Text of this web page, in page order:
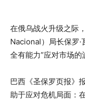
在俄乌战火升级之际
Nacional）局长保罗
全有能力”应对市场的
巴西《圣保罗页报》
助于应对危机局面：